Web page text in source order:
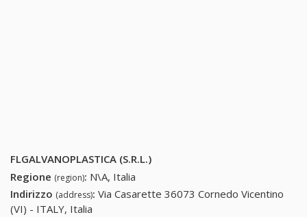
FLGALVANOPLASTICA (S.R.L.)
Regione (region): N\A, Italia
Indirizzo (address): Via Casarette 36073 Cornedo Vicentino
(VI) - ITALY, Italia